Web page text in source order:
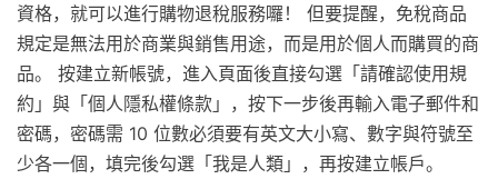
資格，就可以進行購物退稅服務囉！ 但要提醒，免稅商品
規定是無法用於商業與銷售用途，而是用於個人而購買的商
品。 按建立新帳號，進入頁面後直接勾選「請確認使用規
約」與「個人隱私權條款」，按下一步後再輸入電子郵件和
密碼，密碼需 10 位數必須要有英文大小寫、數字與符號至
少各一個，填完後勾選「我是人類」，再按建立帳戶。